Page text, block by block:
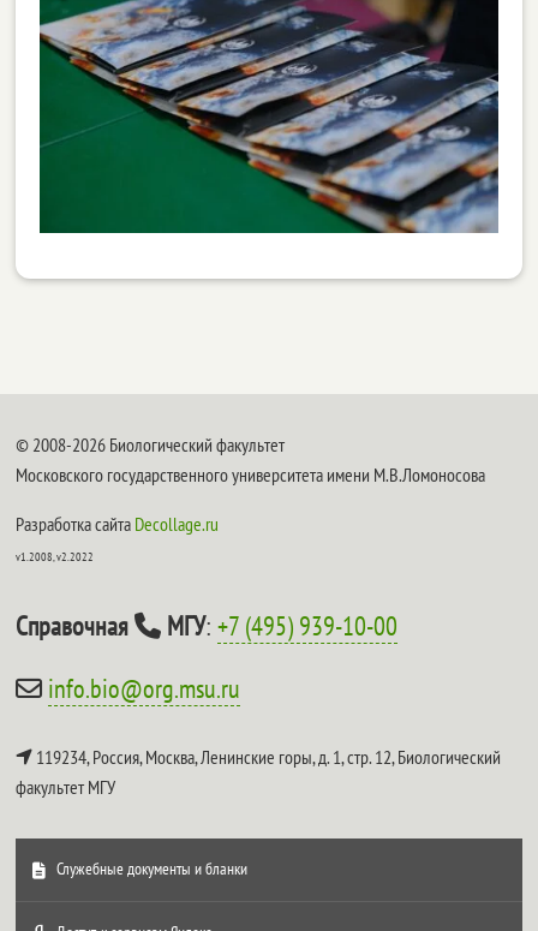
© 2008-2026 Биологический факультет
Московского государственного университета имени М.В.Ломоносова
Разработка сайта Decollage.ru
v1.2008, v2.2022
Справочная МГУ:+7 (495) 939-10-00
info.bio@org.msu.ru
119234, Россия, Москва, Ленинские горы, д. 1, стр. 12,Биологический
факультет МГУ
Служебные документы и бланки